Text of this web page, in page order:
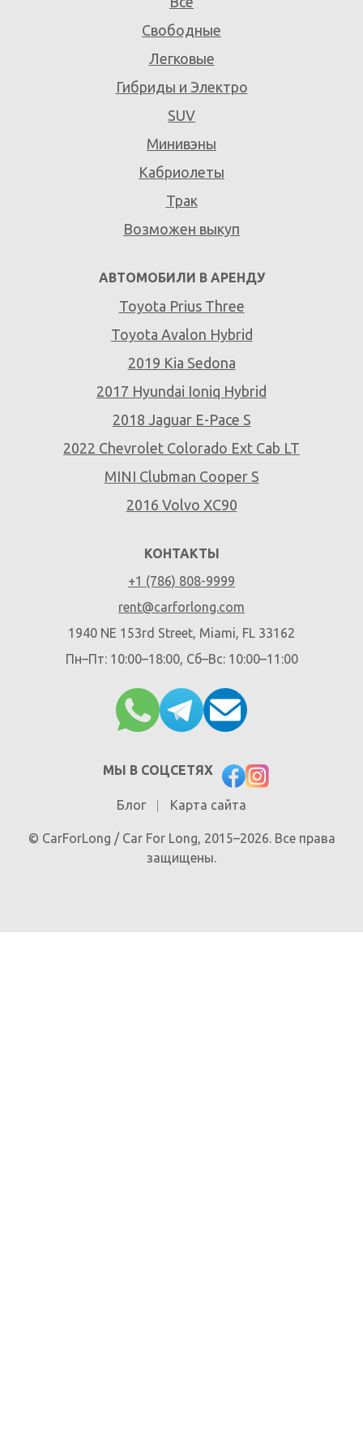
Свободные
Легковые
Гибриды и Электро
SUV
Минивэны
Кабриолеты
Трак
Возможен выкуп
АВТОМОБИЛИ В АРЕНДУ
Toyota Prius Three
Toyota Avalon Hybrid
2019 Kia Sedona
2017 Hyundai Ioniq Hybrid
2018 Jaguar E-Pace S
2022 Chevrolet Colorado Ext Cab LT
MINI Clubman Cooper S
2016 Volvo XC90
КОНТАКТЫ
+1 (786) 808-9999
rent@carforlong.com
1940 NE 153rd Street, Miami, FL 33162
Пн–Пт: 10:00–18:00, Сб–Вс: 10:00–11:00
МЫ В СОЦСЕТЯХ
Блог Карта сайта
© CarForLong / Car For Long, 2015–2026. Все права
защищены.